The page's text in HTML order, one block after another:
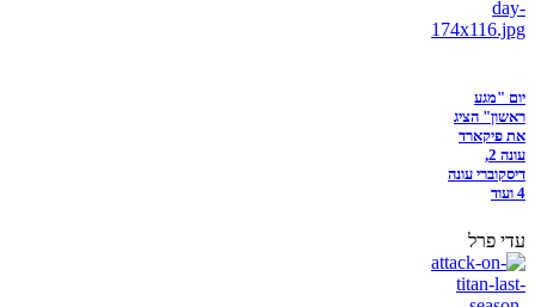
יום "מגע
ראשון" הציג
את פיקארד
עונה 2,
דיסקוברי עונה
4 ועוד
עדי פרל